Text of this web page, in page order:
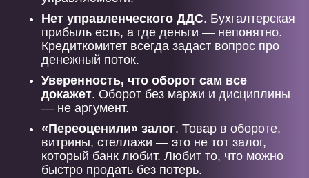
Нет управленческого ДДС. Бухгалтерская
прибыль есть, а где деньги — непонятно.
Кредиткомитет всегда задаст вопрос про
денежный поток.
Уверенность, что оборот сам все
докажет. Оборот без маржи и дисциплины
— не аргумент.
«Переоценили» залог. Товар в обороте,
витрины, стеллажи — это не тот залог,
который банк любит. Любит то, что можно
быстро продать без потерь.